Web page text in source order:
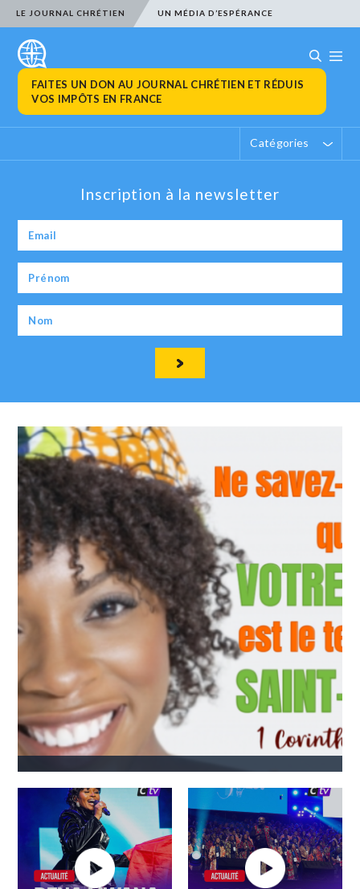
LE JOURNAL CHRÉTIEN UN MÉDIA D’ESPÉRANCE
FAITES UN DON AU JOURNAL CHRÉTIEN ET RÉDUIS
VOS IMPÔTS EN FRANCE
Catégories
Inscription à la newsletter